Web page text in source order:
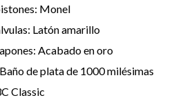
Monel
Latón amarillo
Acabado en oro
de plata de 1000 milésimas
Classic